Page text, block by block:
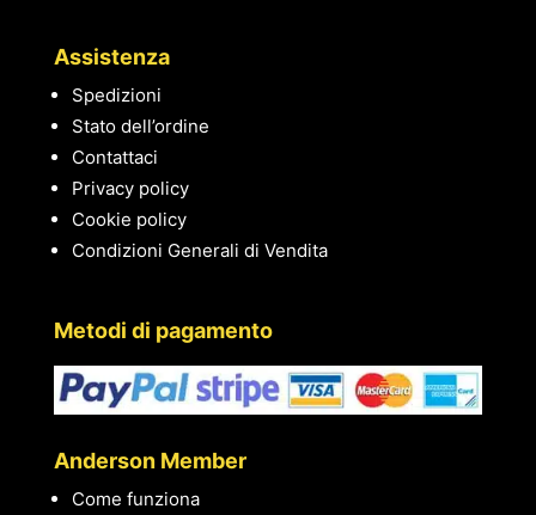
Assistenza
Spedizioni
Stato dell’ordine
Contattaci
Privacy policy
Cookie policy
Condizioni Generali di Vendita
Metodi di pagamento
Anderson Member
Come funziona